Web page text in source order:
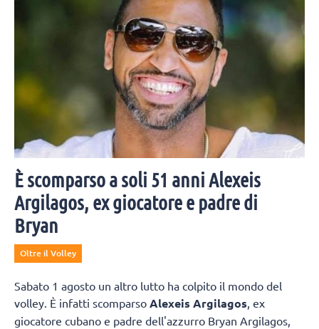
È scomparso a soli 51 anni Alexeis
Argilagos, ex giocatore e padre di
Bryan
Oltre il Volley
Sabato 1 agosto un altro lutto ha colpito il mondo del
volley. È infatti scomparso Alexeis Argilagos, ex
giocatore cubano e padre dell'azzurro Bryan Argilagos,